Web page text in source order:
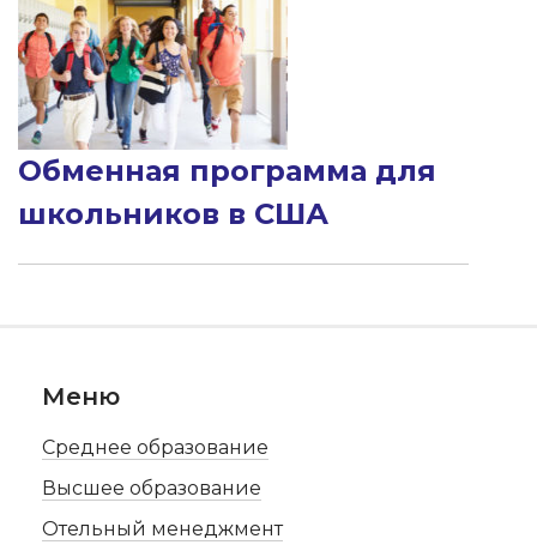
Обменная программа для
школьников в США
Меню
Среднее образование
Высшее образование
Отельный менеджмент